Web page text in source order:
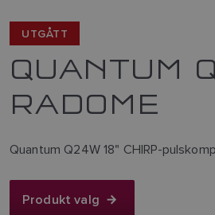
UTGÅTT
QUANTUM
RADOME
Quantum Q24W 18" CHIRP-
Produkt valg